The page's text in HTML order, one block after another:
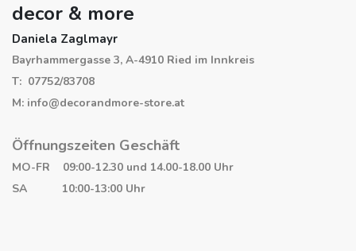
decor & more
Daniela Zaglmayr
Bayrhammergasse 3, A-4910 Ried im Innkreis
T: 07752/83708
M: info@decorandmore-store.at
Öffnungszeiten Geschäft
MO-FR 09:00-12.30 und 14.00-18.00 Uhr
SA 10:00-13:00 Uhr